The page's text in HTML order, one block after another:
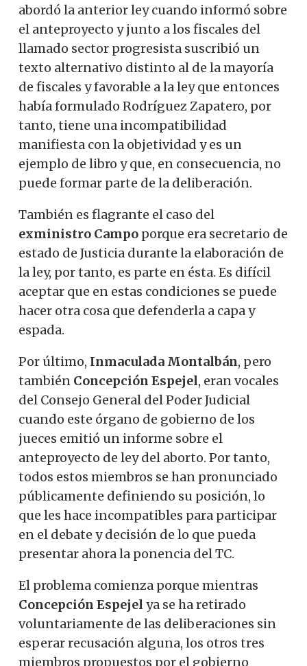
abordó la anterior ley cuando informó sobre
el anteproyecto y junto a los fiscales del
llamado sector progresista suscribió un
texto alternativo distinto al de la mayoría
de fiscales y favorable a la ley que entonces
había formulado Rodríguez Zapatero, por
tanto, tiene una incompatibilidad
manifiesta con la objetividad y es un
ejemplo de libro y que, en consecuencia, no
puede formar parte de la deliberación.
También es flagrante el caso del
exministro Campo porque era secretario de
estado de Justicia durante la elaboración de
la ley, por tanto, es parte en ésta. Es difícil
aceptar que en estas condiciones se puede
hacer otra cosa que defenderla a capa y
espada.
Por último, Inmaculada Montalbán, pero
también Concepción Espejel, eran vocales
del Consejo General del Poder Judicial
cuando este órgano de gobierno de los
jueces emitió un informe sobre el
anteproyecto de ley del aborto. Por tanto,
todos estos miembros se han pronunciado
públicamente definiendo su posición, lo
que les hace incompatibles para participar
en el debate y decisión de lo que pueda
presentar ahora la ponencia del TC.
El problema comienza porque mientras
Concepción Espejel ya se ha retirado
voluntariamente de las deliberaciones sin
esperar recusación alguna, los otros tres
miembros propuestos por el gobierno